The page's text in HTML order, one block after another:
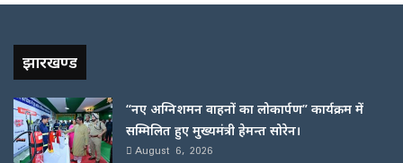
झारखण्ड
“नए अग्निशमन वाहनों का लोकार्पण” कार्यक्रम में
सम्मिलित हुए मुख्यमंत्री हेमन्त सोरेन।
August 6, 2026